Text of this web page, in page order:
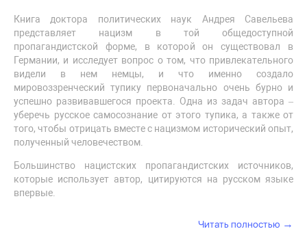
Книга доктора политических наук Андрея Савельева
представляет нацизм в той общедоступной
пропагандистской форме, в которой он существовал в
Германии, и исследует вопрос о том, что привлекательного
видели в нем немцы, и что именно создало
мировоззренческий тупику первоначально очень бурно и
успешно развивавшегося проекта. Одна из задач автора –
уберечь русское самосознание от этого тупика, а также от
того, чтобы отрицать вместе с нацизмом исторический опыт,
полученный человечеством.
Большинство нацистских пропагандистских источников,
которые использует автор, цитируются на русском языке
впервые.
Читать полностью →